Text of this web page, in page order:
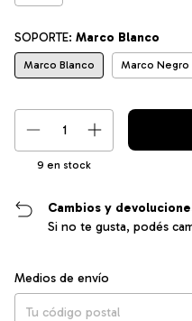
SOPORTE: Marco Blanco
Marco Blanco Marco Negro
9 en stock
Cambios y
Si no te gusta, podés
Entregas para el CP:
Medios de envío